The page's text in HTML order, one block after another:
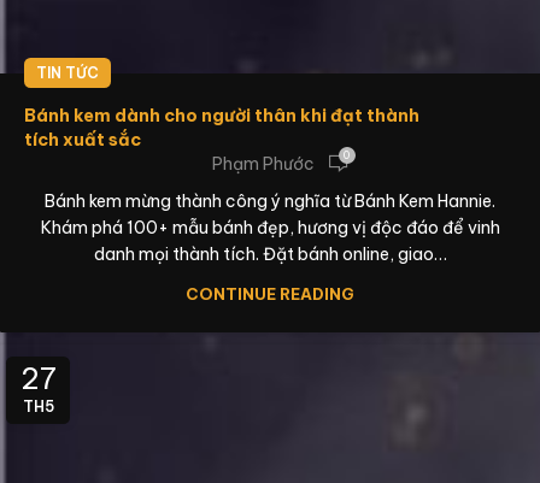
TIN TỨC
Bánh kem dành cho người thân khi đạt thành
tích xuất sắc
Phạm Phước
0
Bánh kem mừng thành công ý nghĩa từ Bánh Kem Hannie.
Khám phá 100+ mẫu bánh đẹp, hương vị độc đáo để vinh
danh mọi thành tích. Đặt bánh online, giao…
CONTINUE READING
27
TH5